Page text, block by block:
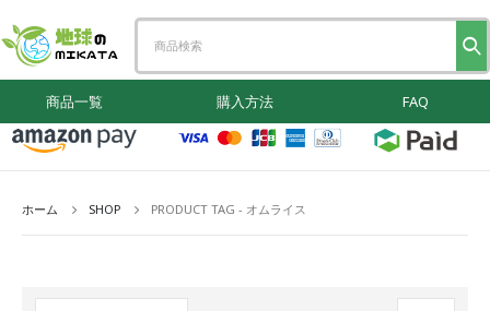
商品一覧 購入方法 FAQ
ホーム SHOP PRODUCT TAG - オムライス